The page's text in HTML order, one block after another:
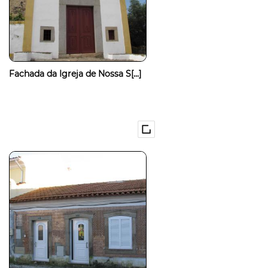
Fachada da Igreja de Nossa S[...]